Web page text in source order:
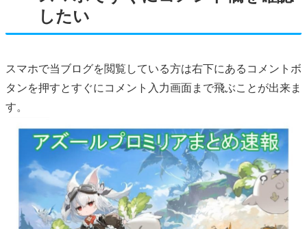
したい
スマホで当ブログを閲覧している方は右下にあるコメントボ
タンを押すとすぐにコメント入力画面まで飛ぶことが出来ま
す。